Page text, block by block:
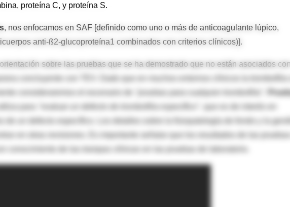
proteína C, y proteína S.
, nos enfocamos en SAF [definido como uno o más de anticoagulante lúpico,
anti-ß2-glucoproteína1 combinados con criterios clínicos)].
sobre las pruebas que se ha demostrado que no están asociados
consideraremos el escenario de
de un defecto específico. Los detalles sobre la fisiopatología de fondo y la
en otras revisiones. Es importante señalar que los resultados de las